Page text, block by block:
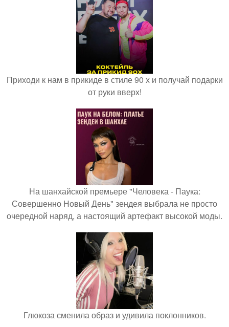
Приходи к нам в прикиде в стиле 90 х и получай подарки
от руки вверх!
На шанхайской премьере "Человека - Паука:
Совершенно Новый День" зендея выбрала не просто
очередной наряд, а настоящий артефакт высокой моды.
Глюкоза сменила образ и удивила поклонников.